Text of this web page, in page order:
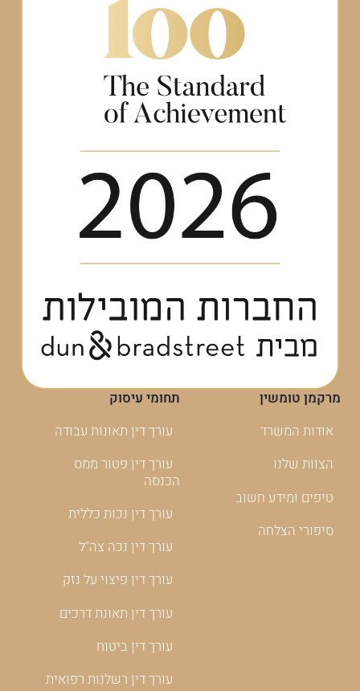
מרקמן טומשין
אודות המשרד
הצוות שלנו
טיפים ומידע חשוב
סיפורי הצלחה
תחומי עיסוק
עורך דין תאונות עבודה
עורך דין פטור ממס
הכנסה
עורך דין נכות כללית
עורך דין נכה צה"ל
עורך דין פיצוי על נזק
עורך דין תאונת דרכים
עורך דין ביטוח
עורך דין רשלנות רפואית